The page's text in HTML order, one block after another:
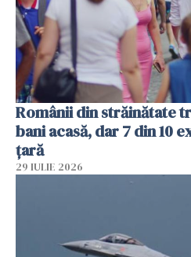
Românii din străinătate
bani acasă, dar 7 din 10
țară
29 IULIE 2026